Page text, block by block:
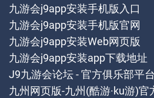
九游会j9app安装手机版入口
九游会j9app安装手机版官网
九游会j9app安装Web网页版
九游会j9app安装app下载地址
J9九游会论坛 - 官方俱乐部平台
九州网页版-九州(酷游·ku游)官